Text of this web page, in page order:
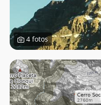
4 fotos